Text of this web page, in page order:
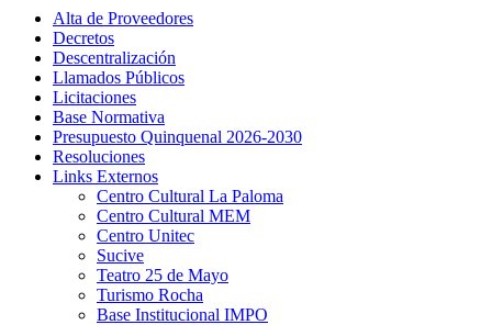
Alta de Proveedores
Decretos
Descentralización
Llamados Públicos
Licitaciones
Base Normativa
Presupuesto Quinquenal 2026-2030
Resoluciones
Links Externos
Centro Cultural La Paloma
Centro Cultural MEM
Centro Unitec
Sucive
Teatro 25 de Mayo
Turismo Rocha
Base Institucional IMPO